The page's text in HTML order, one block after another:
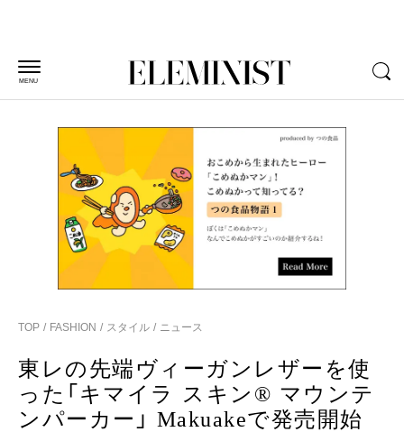
MENU
TOP FASHION スタイル ニュース
東レの先端ヴィーガンレザーを使
った「キマイラ スキン®︎ マウンテ
ンパーカー」 Makuakeで発売開始